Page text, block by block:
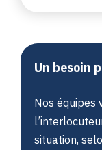
Un besoin
Nos équipes
situation,